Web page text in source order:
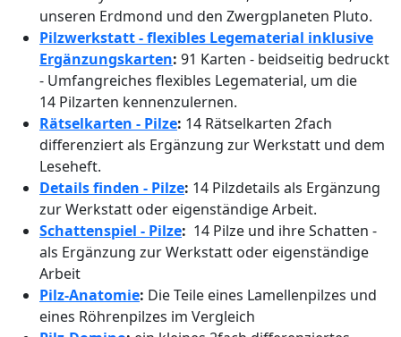
unseren Erdmond und den Zwergplaneten Pluto.
Pilzwerkstatt - flexibles Legematerial inklusive
Ergänzungskarten: 91 Karten - beidseitig bedruckt
- Umfangreiches flexibles Legematerial, um die
14 Pilzarten kennenzulernen.
Rätselkarten - Pilze: 14 Rätselkarten 2fach
differenziert als Ergänzung zur Werkstatt und dem
Leseheft.
Details finden - Pilze: 14 Pilzdetails als Ergänzung
zur Werkstatt oder eigenständige Arbeit.
Schattenspiel - Pilze: 14 Pilze und ihre Schatten -
als Ergänzung zur Werkstatt oder eigenständige
Arbeit
Pilz-Anatomie: Die Teile eines Lamellenpilzes und
eines Röhrenpilzes im Vergleich